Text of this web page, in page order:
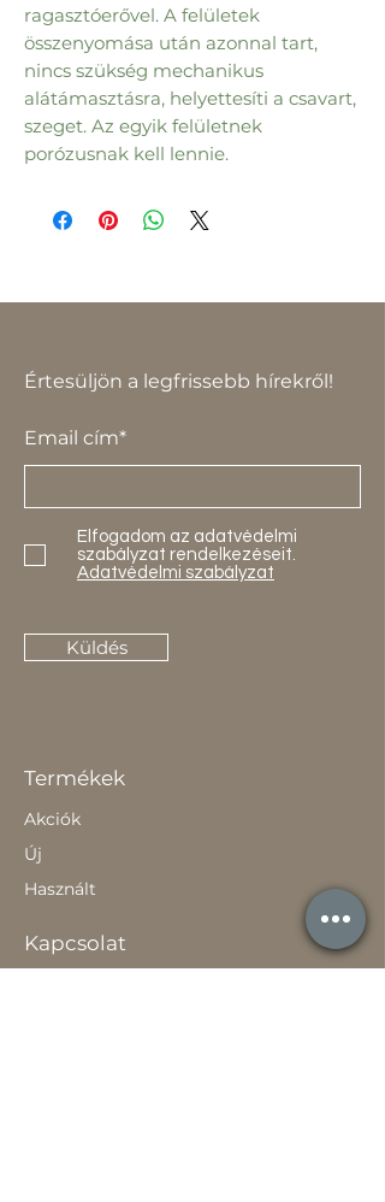
ragasztóerővel. A felületek
összenyomása után azonnal tart,
nincs szükség mechanikus
alátámasztásra, helyettesíti a csavart,
szeget. Az egyik felületnek
porózusnak kell lennie.
Értesüljön a legfrissebb hírekről!
Email cím*
Elfogadom az adatvédelmi
szabályzat rendelkezéseit.
Adatvédelmi szabályzat
Küldés
Termékek
Akciók
Új
Használt
Kapcsolat